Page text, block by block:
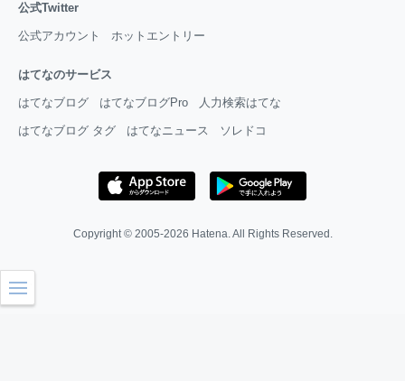
公式Twitter
公式アカウント ホットエントリー
はてなのサービス
はてなブログ はてなブログPro 人力検索はてな
はてなブログ タグ はてなニュース ソレドコ
Copyright © 2005-2026 Hatena. All Rights Reserved.